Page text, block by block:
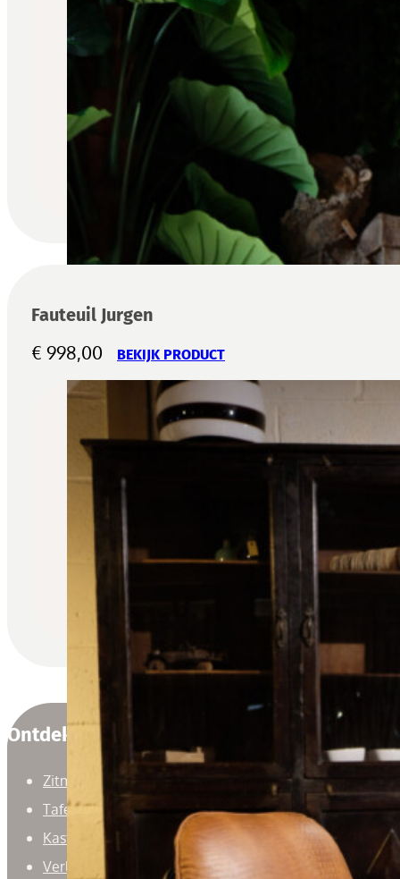
Fauteuil Jurgen
€ 998,00 BEKIJK PRODUCT
Ontdek
Zitmeubelen
Tafels
Kasten
Verlichting